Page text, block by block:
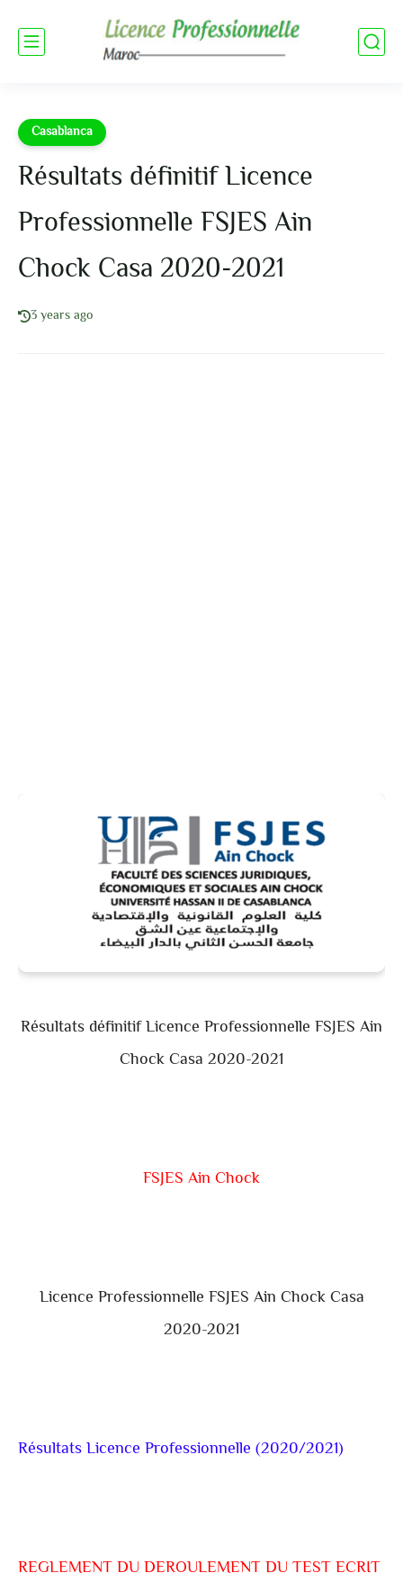
Casablanca
Résultats définitif Licence
Professionnelle FSJES Ain
Chock Casa 2020-2021
3 years ago
Résultats définitif Licence Professionnelle FSJES Ain
Chock Casa 2020-2021
FSJES Ain Chock
Licence Professionnelle FSJES Ain Chock Casa
2020-2021
Résultats Licence Professionnelle (2020/2021)